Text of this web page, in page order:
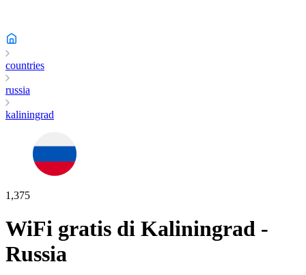
countries
russia
kaliningrad
1,375
WiFi gratis di Kaliningrad -
Russia